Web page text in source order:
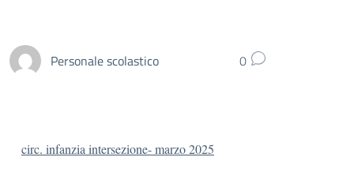
Personale scolastico 0
circ. infanzia intersezione- marzo 2025